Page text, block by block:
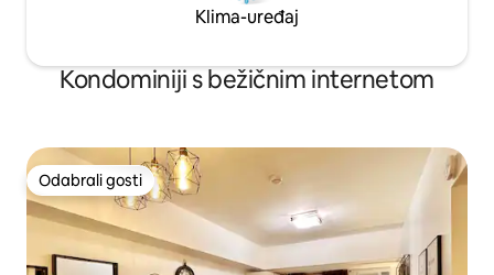
Klima-uređaj
Kondominiji s bežičnim internetom
Odabrali gosti
Odabrali gosti